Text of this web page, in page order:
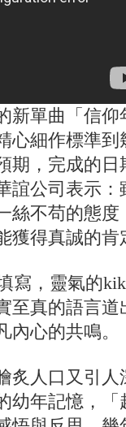
新單曲「信
心細作標準
期，完成的
誼公司表示
絲不苟的態度
獲得真誠的肯
寫，靈氣的
至真的語言
心的共鳴。
炙人口又引人
幼年記憶，